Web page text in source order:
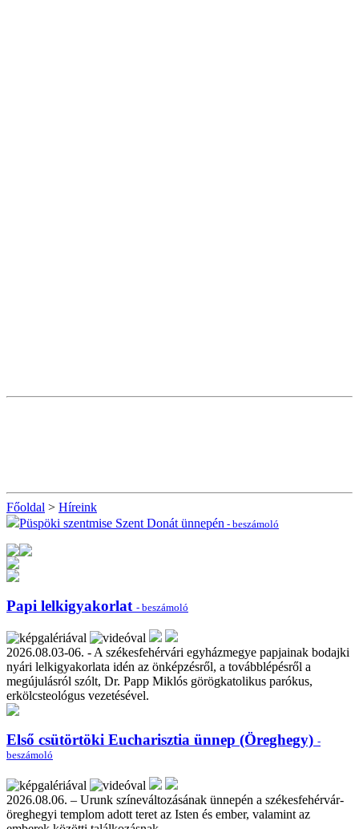
Főoldal > Híreink
Püspöki szentmise Szent Donát ünnepén - beszámoló
Papi lelkigyakorlat - beszámoló
2026.08.03-06. - A székesfehérvári egyházmegye papjainak bodajki
nyári lelkigyakorlata idén az önképzésről, a továbblépésről a
megújulásról szólt, Dr. Papp Miklós görögkatolikus parókus,
erkölcsteológus vezetésével.
Első csütörtöki Eucharisztia ünnep (Öreghegy) -
beszámoló
2026.08.06. – Urunk színeváltozásának ünnepén a székesfehérvár-
öreghegyi templom adott teret az Isten és ember, valamint az